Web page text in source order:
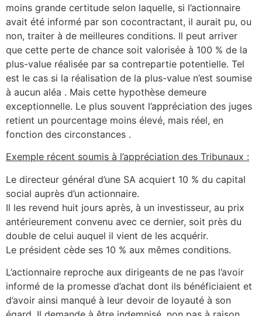
moins grande certitude selon laquelle, si l’actionnaire
avait été informé par son cocontractant, il aurait pu, ou
non, traiter à de meilleures conditions. Il peut arriver
que cette perte de chance soit valorisée à 100 % de la
plus-value réalisée par sa contrepartie potentielle. Tel
est le cas si la réalisation de la plus-value n’est soumise
à aucun aléa . Mais cette hypothèse demeure
exceptionnelle. Le plus souvent l’appréciation des juges
retient un pourcentage moins élevé, mais réel, en
fonction des circonstances .
Exemple récent soumis à l’appréciation des Tribunaux :
Le directeur général d’une SA acquiert 10 % du capital
social auprès d’un actionnaire.
Il les revend huit jours après, à un investisseur, au prix
antérieurement convenu avec ce dernier, soit près du
double de celui auquel il vient de les acquérir.
Le président cède ses 10 % aux mêmes conditions.
L’actionnaire reproche aux dirigeants de ne pas l’avoir
informé de la promesse d’achat dont ils bénéficiaient et
d’avoir ainsi manqué à leur devoir de loyauté à son